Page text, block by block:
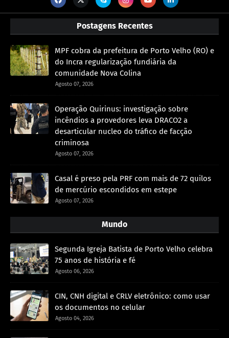
Postagens Recentes
MPF cobra da prefeitura de Porto Velho (RO) e
do Incra regularização fundiária da
comunidade Nova Colina
Agosto 07, 2026
Operação Quirinus: investigação sobre
incêndios a provedores leva DRACO2 a
desarticular nucleo do tráfico de facção
criminosa
Agosto 07, 2026
Casal é preso pela PRF com mais de 72 quilos
de mercúrio escondidos em estepe
Agosto 07, 2026
Mundo
Segunda Igreja Batista de Porto Velho celebra
75 anos de história e fé
Agosto 06, 2026
CIN, CNH digital e CRLV eletrônico: como usar
os documentos no celular
Agosto 04, 2026